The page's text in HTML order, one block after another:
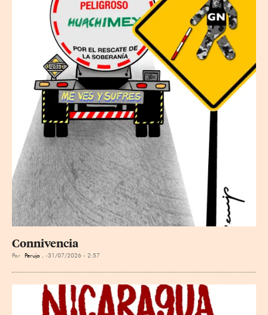
Connivencia
Por Perujo . 31/07/2026 - 2:57